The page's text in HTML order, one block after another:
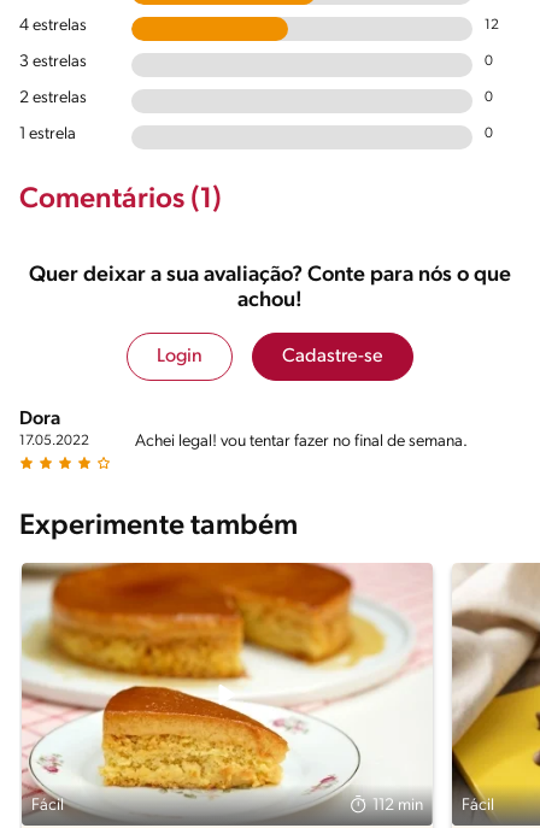
4 estrelas 12
3 estrelas 0
2 estrelas 0
1 estrela 0
Comentários (1)
Quer deixar a sua avaliação? Conte para nós o que
achou!
Login Cadastre-se
Dora
17.05.2022 Achei legal! vou tentar fazer no final de semana.
Experimente também
Fácil 112 min Fácil